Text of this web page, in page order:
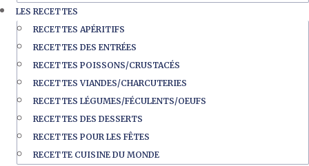
LES RECETTES
RECETTES APÉRITIFS
RECETTES DES ENTRÉES
RECETTES POISSONS/CRUSTACÉS
RECETTES VIANDES/CHARCUTERIES
RECETTES LÉGUMES/FÉCULENTS/OEUFS
RECETTES DES DESSERTS
RECETTES POUR LES FÊTES
RECETTE CUISINE DU MONDE